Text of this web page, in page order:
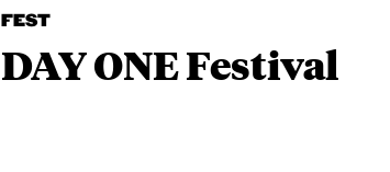
FEST
DAY ONE Festival